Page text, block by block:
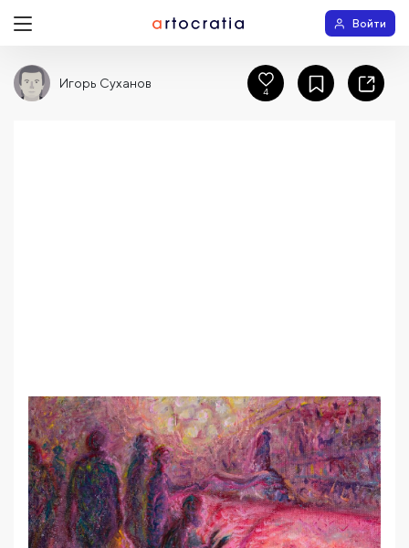
Войти
Игорь Суханов
4